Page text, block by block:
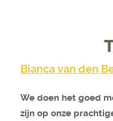
Bianca van den
We doen het goed
zijn op onze